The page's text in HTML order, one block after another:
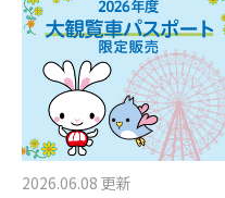
2026.06.08 更新